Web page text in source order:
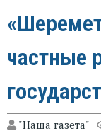
частные
"Наша газета"